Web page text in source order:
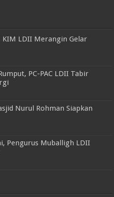
LDII Merangin Gelar
PC-PAC LDII Tabir
Nurul Rohman Siapkan
Pengurus Muballigh LDII